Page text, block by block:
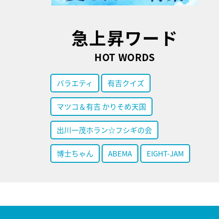
急上昇ワード
HOT WORDS
バラエティ 有吉クイズ
マツコ＆有吉 かりそめ天国
出川一茂ホラン☆フシギの会
博士ちゃん ABEMA EIGHT-JAM